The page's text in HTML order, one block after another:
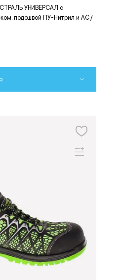
УНИВЕРСАЛ с
подошвой ПУ-Нитрил и АС /